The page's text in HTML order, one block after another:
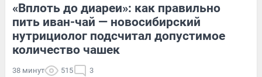
«Вплоть до диареи»: как правильно
пить иван-чай — новосибирский
нутрициолог подсчитал допустимое
количество чашек
38 минут 515 3